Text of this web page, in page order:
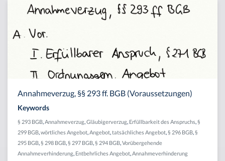
Annahmeverzug, §§ 293 ff. BGB (Voraussetzungen)
Keywords
§ 293 BGB Annahmeverzug Gläubigerverzug Erfüllbarkeit des Anspruchs §
299 BGB wörtliches Angebot Angebot tatsächliches Angebot § 296 BGB §
295 BGB § 298 BGB § 297 BGB § 294 BGB Vorübergehende
Annahmeverhinderung Entbehrliches Angebot Annahmeverhinderung